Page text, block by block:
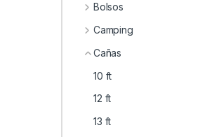
Bolsos
Camping
Cañas
10 ft
12 ft
13 ft